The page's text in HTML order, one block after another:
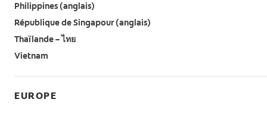
Philippines (anglais)
République de Singapour (anglais)
Thaïlande – ไทย
Vietnam
EUROPE